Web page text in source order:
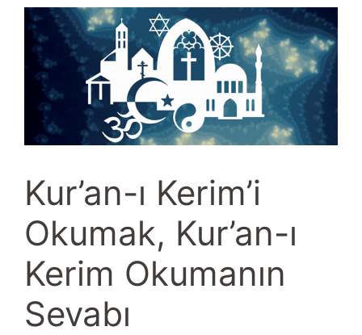
Kur’an-ı Kerim’i
Okumak, Kur’an-ı
Kerim Okumanın
Sevabı